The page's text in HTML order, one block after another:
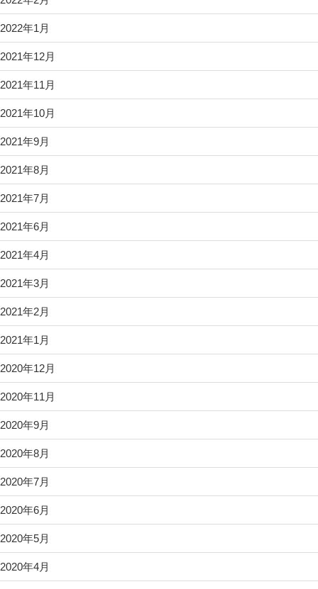
2022年1月
2021年12月
2021年11月
2021年10月
2021年9月
2021年8月
2021年7月
2021年6月
2021年4月
2021年3月
2021年2月
2021年1月
2020年12月
2020年11月
2020年9月
2020年8月
2020年7月
2020年6月
2020年5月
2020年4月